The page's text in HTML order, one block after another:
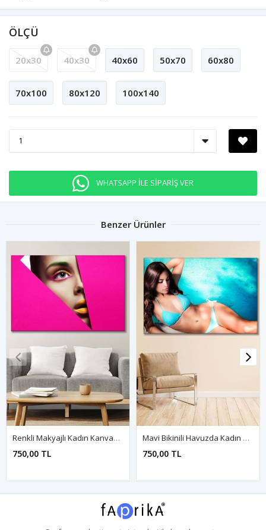
ÖLÇÜ
20x30 40x30 40x60 50x70 60x80
70x100 80x120 100x140
WHATSAPP İLE SİPARİŞ VER
Benzer Ürünler
Renkli Makyajlı Kadın Kanvas Duvar Tablo 3322736
750,00 TL
Mavi Bikinili Havuzda Kadın Kanvas Duvar Tablo 3322644
750,00 TL